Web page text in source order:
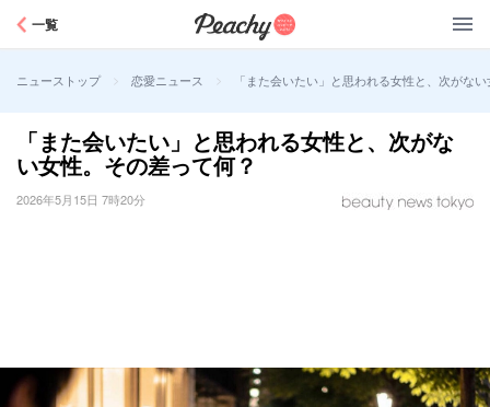
一覧
ニューストップ > 恋愛ニュース > 「また会いたい」と思われる女性と、次がな
「また会いたい」と思われる女性と、次がな
い女性。その差って何？
2026年5月15日 7時20分